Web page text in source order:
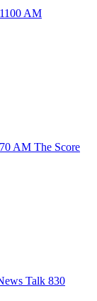
AM
AM The Score
Talk 830